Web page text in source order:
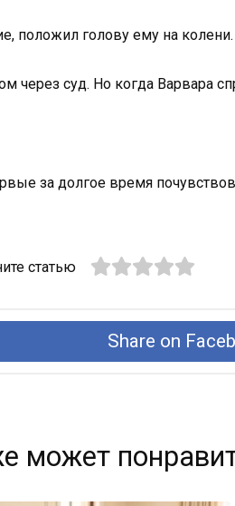
положил голову ему на колени.
суд. Но когда Варвара
за долгое время
статью
Share on
может